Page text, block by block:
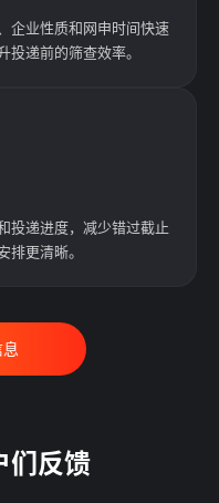
企业性质和网申时间快速
投递前的筛查效率。
投递进度，减少错过截止
排更清晰。
们反馈